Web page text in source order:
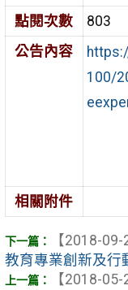
點閱次數
803
公告內容
100/
相關附件
【2018-09-
教育專業創新及行
【2018-05-